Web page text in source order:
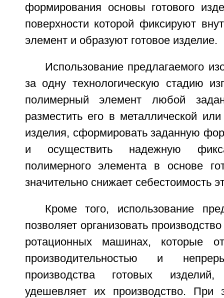
формирования основы готового
поверхности которой фиксируют
элемент и образуют готовое изделие.
Использование предлагаемого
за одну технологическую стадию
полимерный элемент любой
разместить его в металлической
изделия, сформировать заданную
и осуществить надежную
полимерного элемента в основе
значительно снижает себестоимость
Кроме того, использование
позволяет организовать
ротационных машинах, которые
производительностью и
производства готовых
удешевляет их производство. При